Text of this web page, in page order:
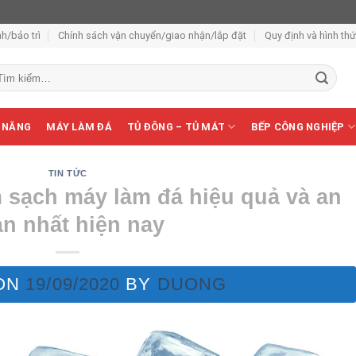
bảo trì Chính sách vận chuyển/giao nhận/lắp đặt Quy định và hình
MÁY LÀM ĐÁ TỦ ĐÔNG – TỦ MÁT BẾP CÔNG NGHIỆP
TIN TỨC
máy làm đá hiệu quả và an
nhất hiện nay
19/09/2020 BY DUONG